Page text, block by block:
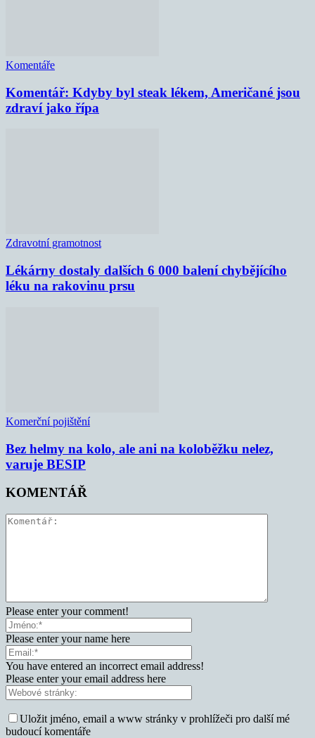
Komentáře
Komentář: Kdyby byl steak lékem, Američané jsou
zdraví jako řípa
Zdravotní gramotnost
Lékárny dostaly dalších 6 000 balení chybějícího
léku na rakovinu prsu
Komerční pojištění
Bez helmy na kolo, ale ani na koloběžku nelez,
varuje BESIP
KOMENTÁŘ
Please enter your comment!
Please enter your name here
You have entered an incorrect email address!
Please enter your email address here
Uložit jméno, email a www stránky v prohlížeči pro další mé
budoucí komentáře